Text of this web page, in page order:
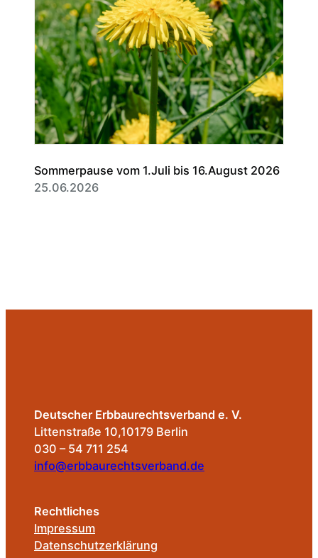
Sommerpause vom 1.Juli bis 16.August 2026
25.06.2026
Deutscher Erbbaurechtsverband e. V.
Littenstraße 10,10179 Berlin
030 – 54 711 254
info@erbbaurechtsverband.de
Rechtliches
Impressum
Datenschutzerklärung